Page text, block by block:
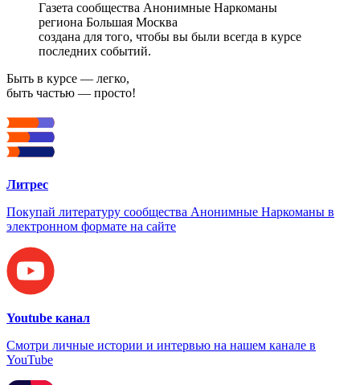
Газета сообщества Анонимные Наркоманы
региона Большая Москва
создана для того, чтобы вы были всегда в курсе
последних событий.
Быть в курсе — легко,
быть частью — просто!
Литрес
Покупай литературу сообщества Анонимные Наркоманы в
электронном формате на сайте
Youtube канал
Смотри личные истории и интервью на нашем канале в
YouTube